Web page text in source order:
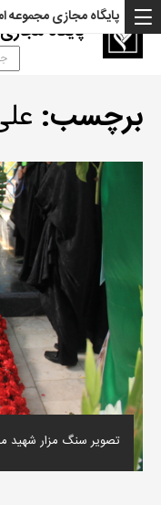
پایگاه
پایگاه مجازی مجموعه
برچسب:
تصویر سنگ مزار شهید